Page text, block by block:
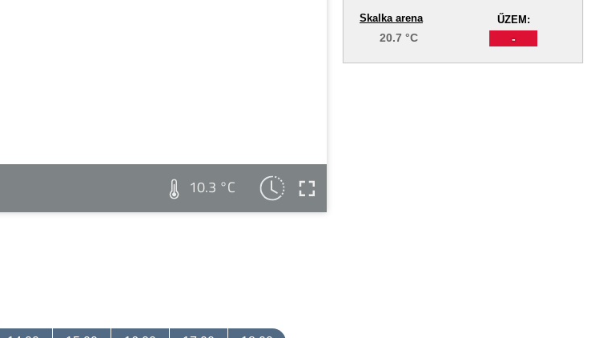
10.3 °C
ŰZEM:
-
Skalka arena
20.7 °C